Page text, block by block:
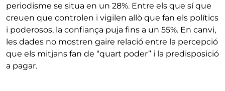
periodisme se situa en un 28%. Entre els que sí que
creuen que controlen i vigilen allò que fan els polítics
i poderosos, la confiança puja fins a un 55%. En canvi,
les dades no mostren gaire relació entre la percepció
que els mitjans fan de “quart poder” i la predisposició
a pagar.